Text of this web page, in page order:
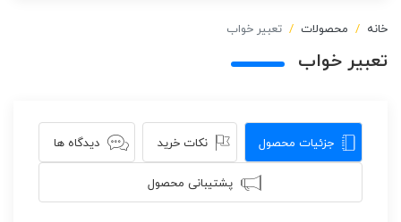
خانه محصولات تعبیر خواب
تعبیر خواب
جزئیات محصول نکات خرید دیدگاه ها
پشتیبانی محصول